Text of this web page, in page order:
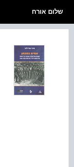
שלום אורח